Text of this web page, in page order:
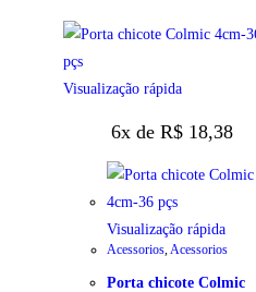
Visualização rápida
6x de R$ 18,38
Visualização rápida
Acessorios,Acessorios
Porta chicote Colmic